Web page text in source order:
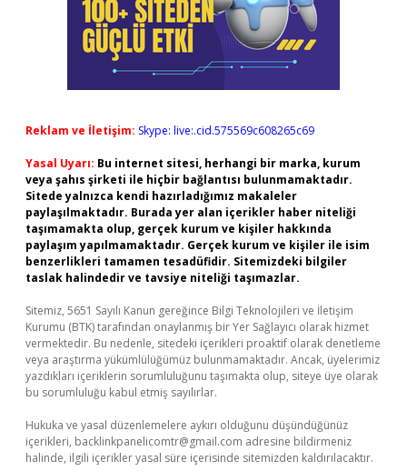
Reklam ve İletişim: Skype: live:.cid.575569c608265c69
Yasal Uyarı: Bu internet sitesi, herhangi bir marka, kurum
veya şahıs şirketi ile hiçbir bağlantısı bulunmamaktadır.
Sitede yalnızca kendi hazırladığımız makaleler
paylaşılmaktadır. Burada yer alan içerikler haber niteliği
taşımamakta olup, gerçek kurum ve kişiler hakkında
paylaşım yapılmamaktadır. Gerçek kurum ve kişiler ile isim
benzerlikleri tamamen tesadüfidir. Sitemizdeki bilgiler
taslak halindedir ve tavsiye niteliği taşımazlar.
Sitemiz, 5651 Sayılı Kanun gereğince Bilgi Teknolojileri ve İletişim
Kurumu (BTK) tarafından onaylanmış bir Yer Sağlayıcı olarak hizmet
vermektedir. Bu nedenle, sitedeki içerikleri proaktif olarak denetleme
veya araştırma yükümlülüğümüz bulunmamaktadır. Ancak, üyelerimiz
yazdıkları içeriklerin sorumluluğunu taşımakta olup, siteye üye olarak
bu sorumluluğu kabul etmiş sayılırlar.
Hukuka ve yasal düzenlemelere aykırı olduğunu düşündüğünüz
içerikleri, backlinkpanelicomtr@gmail.com adresine bildirmeniz
halinde, ilgili içerikler yasal süre içerisinde sitemizden kaldırılacaktır.